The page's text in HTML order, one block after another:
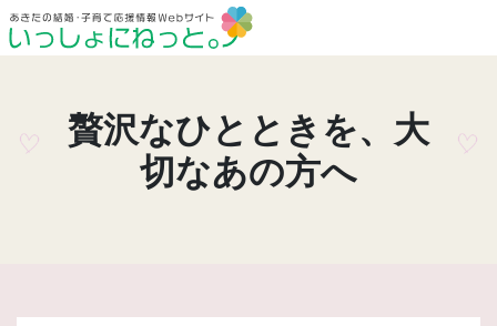
贅沢なひとときを、大
切なあの方へ